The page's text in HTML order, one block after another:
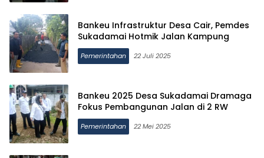
Bankeu Infrastruktur Desa Cair, Pemdes
Sukadamai Hotmik Jalan Kampung
Pemerintahan 22 Juli 2025
Bankeu 2025 Desa Sukadamai Dramaga
Fokus Pembangunan Jalan di 2 RW
Pemerintahan 22 Mei 2025